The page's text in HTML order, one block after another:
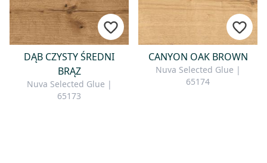
DĄB CZYSTY ŚREDNI
BRĄZ
Nuva Selected Glue |
65173
CANYON OAK BROWN
Nuva Selected Glue |
65174